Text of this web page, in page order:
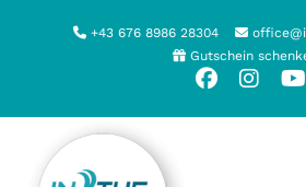
+43 676 8986 28304
Gutschein